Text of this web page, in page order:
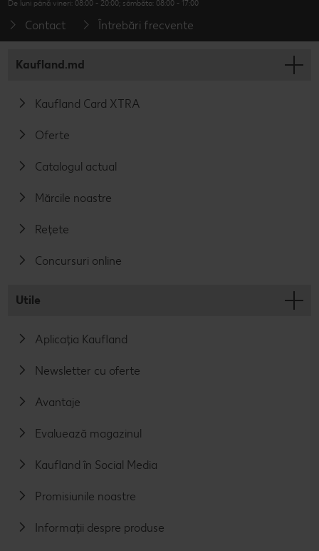
De luni până vineri: 08:00 - 20:00; sâmbăta: 08:00 - 17:00
Contact Întrebări frecvente
Kaufland.md
Kaufland Card XTRA
Oferte
Catalogul actual
Mărcile noastre
Rețete
Concursuri online
Utile
Aplicația Kaufland
Newsletter cu oferte
Avantaje
Evaluează magazinul
Kaufland în Social Media
Promisiunile noastre
Informații despre produse